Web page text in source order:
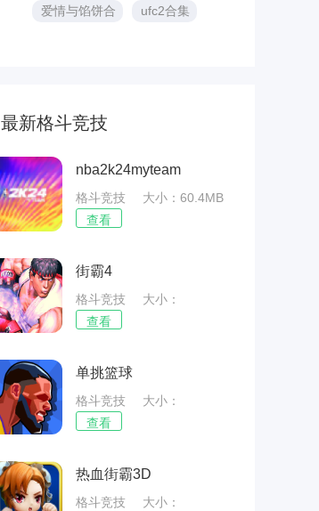
爱情与馅饼合 ufc2合集
最新格斗竞技
nba2k24myteam
格斗竞技
大小：60.4MB
查看
街霸4
格斗竞技
大小：
28.27MB
查看
单挑篮球
格斗竞技
大小：
50.52MB
查看
热血街霸3D
格斗竞技
大小：